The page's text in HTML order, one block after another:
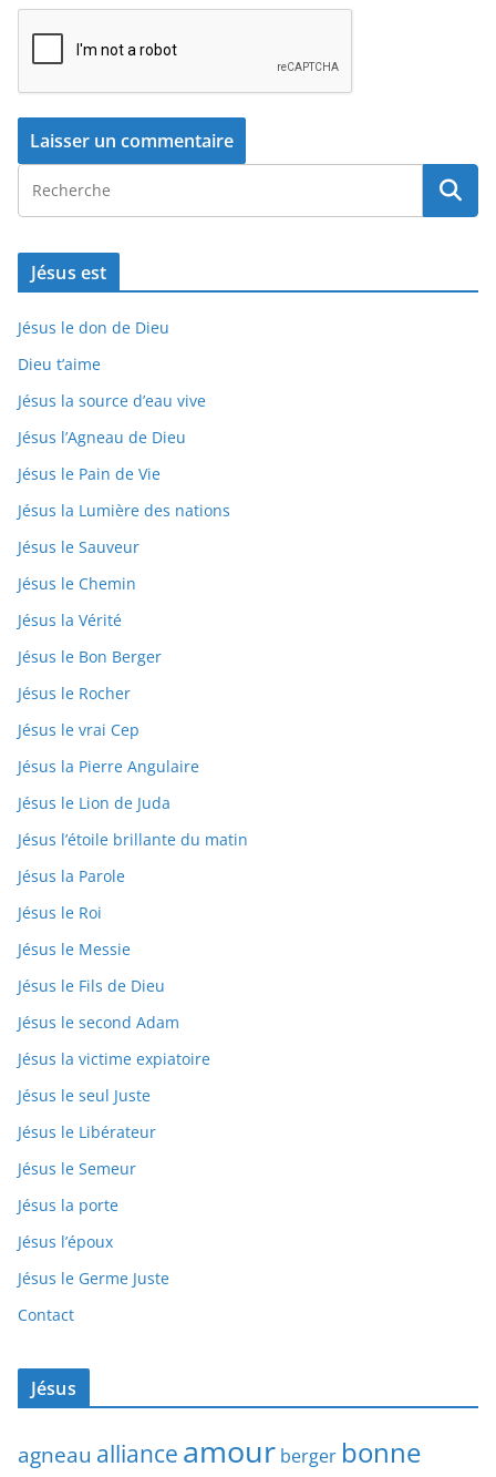
Jésus est
Jésus le don de Dieu
Dieu t’aime
Jésus la source d’eau vive
Jésus l’Agneau de Dieu
Jésus le Pain de Vie
Jésus la Lumière des nations
Jésus le Sauveur
Jésus le Chemin
Jésus la Vérité
Jésus le Bon Berger
Jésus le Rocher
Jésus le vrai Cep
Jésus la Pierre Angulaire
Jésus le Lion de Juda
Jésus l’étoile brillante du matin
Jésus la Parole
Jésus le Roi
Jésus le Messie
Jésus le Fils de Dieu
Jésus le second Adam
Jésus la victime expiatoire
Jésus le seul Juste
Jésus le Libérateur
Jésus le Semeur
Jésus la porte
Jésus l’époux
Jésus le Germe Juste
Contact
Jésus
agneau alliance amour berger bonne